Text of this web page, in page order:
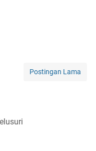
Postingan Lama